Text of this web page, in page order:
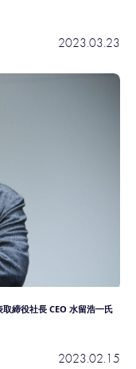
2023.03.23
締役社長 CEO 水留浩一氏
2023.02.15